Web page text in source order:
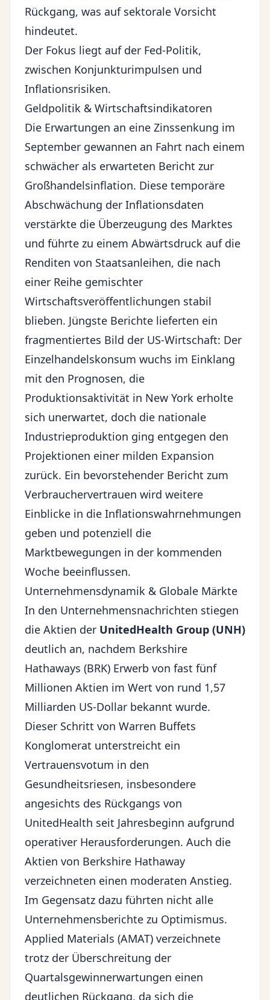
Rückgang, was auf sektorale Vorsicht
hindeutet.
Der Fokus liegt auf der Fed-Politik,
zwischen Konjunkturimpulsen und
Inflationsrisiken.
Geldpolitik & Wirtschaftsindikatoren
Die Erwartungen an eine Zinssenkung im
September gewannen an Fahrt nach einem
schwächer als erwarteten Bericht zur
Großhandelsinflation. Diese temporäre
Abschwächung der Inflationsdaten
verstärkte die Überzeugung des Marktes
und führte zu einem Abwärtsdruck auf die
Renditen von Staatsanleihen, die nach
einer Reihe gemischter
Wirtschaftsveröffentlichungen stabil
blieben. Jüngste Berichte lieferten ein
fragmentiertes Bild der US-Wirtschaft: Der
Einzelhandelskonsum wuchs im Einklang
mit den Prognosen, die
Produktionsaktivität in New York erholte
sich unerwartet, doch die nationale
Industrieproduktion ging entgegen den
Projektionen einer milden Expansion
zurück. Ein bevorstehender Bericht zum
Verbrauchervertrauen wird weitere
Einblicke in die Inflationswahrnehmungen
geben und potenziell die
Marktbewegungen in der kommenden
Woche beeinflussen.
Unternehmensdynamik & Globale Märkte
In den Unternehmensnachrichten stiegen
die Aktien der UnitedHealth Group (UNH)
deutlich an, nachdem Berkshire
Hathaways (BRK) Erwerb von fast fünf
Millionen Aktien im Wert von rund 1,57
Milliarden US-Dollar bekannt wurde.
Dieser Schritt von Warren Buffets
Konglomerat unterstreicht ein
Vertrauensvotum in den
Gesundheitsriesen, insbesondere
angesichts des Rückgangs von
UnitedHealth seit Jahresbeginn aufgrund
operativer Herausforderungen. Auch die
Aktien von Berkshire Hathaway
verzeichneten einen moderaten Anstieg.
Im Gegensatz dazu führten nicht alle
Unternehmensberichte zu Optimismus.
Applied Materials (AMAT) verzeichnete
trotz der Überschreitung der
Quartalsgewinnerwartungen einen
deutlichen Rückgang, da sich die